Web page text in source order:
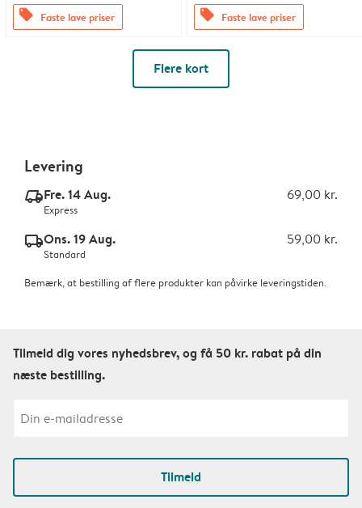
offers Faste lave priser offers Faste lave priser
Flere kort
Levering
delivery_express_v2Fre. 14 Aug. 69,00 kr.
Express
delivery_standard_v2Ons. 19 Aug. 59,00 kr.
Standard
Bemærk, at bestilling af flere produkter kan påvirke leveringstiden.
Tilmeld dig vores nyhedsbrev, og få 50 kr. rabat på din
næste bestilling.
Tilmeld